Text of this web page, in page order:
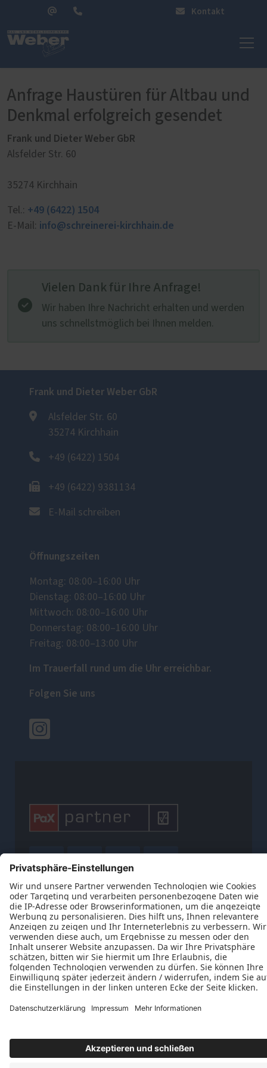
Kontakt
Anfrage Haustüren für Altbau und
Denkmal erfolgreich gesendet
Frank und Dieter Weber GbR
Alsfelder Str. 60
35274 Kirchhain
Tel.: +49 (6422) 1504
E-Mail: info@schreinerei-kirchhain.de
Vielen Dank für Ihre Anfrage!
Wir haben Ihre Nachricht erhalten und werden
uns schnellstmöglich bei Ihnen melden.
Frank und Dieter Weber GbR
Alsfelder Str. 60
35274 Kirchhain
+49 (6422) 1504
+49 (6422) 9381134
E-Mail schreiben
Öffnungszeiten
Montag: 08:00–16:00 Uhr
Dienstag: 08:00–16:00 Uhr
Mittwoch: 08:00–16:00 Uhr
Donnerstag: 08:00–16:00 Uhr
Freitag: 08:00–13:00 Uhr
Im Trauerfall rund um die Uhr erreichbar.
Folgen Sie uns
  
   
  
Datenschutz Impressum Kontakt